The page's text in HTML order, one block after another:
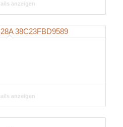
anzeigen
anzeigen